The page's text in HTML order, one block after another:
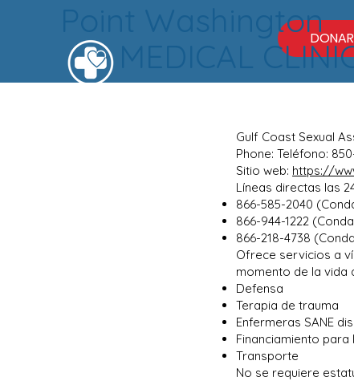
DONAR
Point Washington
MEDICAL
Gulf Coast Sexual
Phone: Teléfono:
Sitio web: https://
Líneas directas las
866-585-2040
866-944-1222
866-218-4738
Ofrece servicios a
momento de la vida
Defensa
Terapia de trauma
Enfermeras SANE
Financiamiento
Transporte
No se requiere